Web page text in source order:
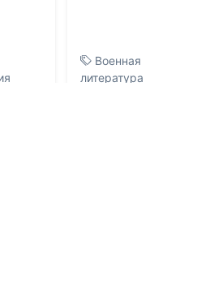
Военная
литература